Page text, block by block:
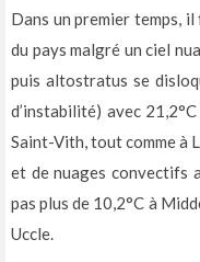
Dans un premier temps,
du pays malgré un ciel
puis altostratus se
d’instabilité) avec
Saint-Vith, tout comme à
et de nuages convectifs
pas plus de 10,2°C à
Uccle.